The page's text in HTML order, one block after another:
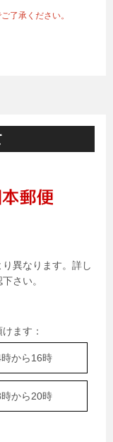
了承ください。
異なります。詳し
さい。
ます：
から16時
から20時